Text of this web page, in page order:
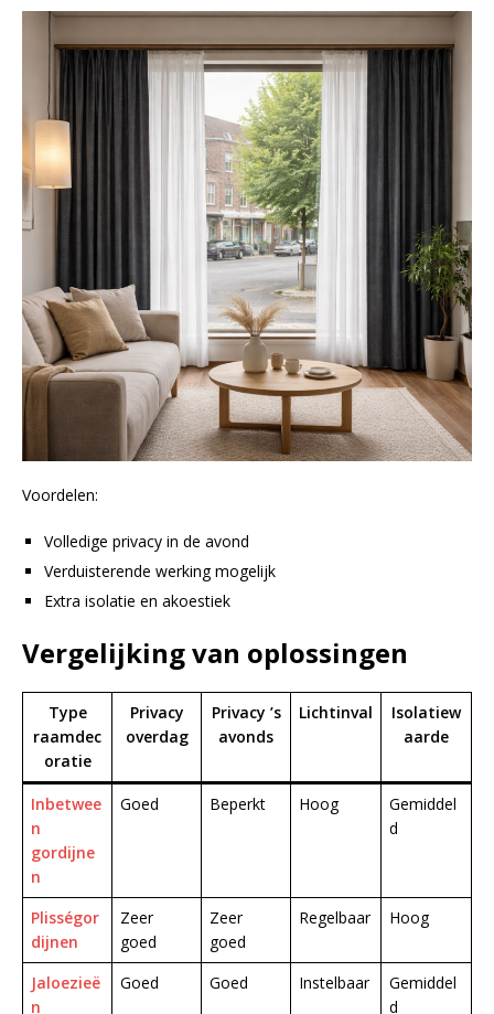
Voordelen:
Volledige privacy in de avond
Verduisterende werking mogelijk
Extra isolatie en akoestiek
Vergelijking van oplossingen
Type
raamdec
oratie
Privacy
overdag
Privacy ’s
avonds
Lichtinval
Isolatiew
aarde
Inbetwee
n
gordijne
n
Goed Beperkt Hoog
Gemiddel
d
Plisségor
dijnen
Zeer
goed
Zeer
goed
Regelbaar Hoog
Jaloezieë
n
Goed Goed Instelbaar
Gemiddel
d